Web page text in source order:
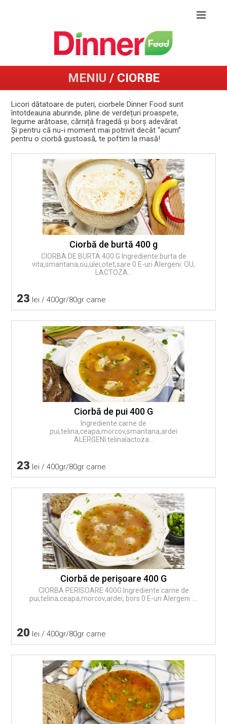
MENIU / CIORBE
Licori dătatoare de puteri, ciorbele Dinner Food sunt
întotdeauna aburinde, pline de verdețuri proaspete,
legume arătoase, cărniță fragedă și borș adevărat.
Și pentru că nu-i moment mai potrivit decât “acum”
pentru o ciorbă gustoasă, te poftim la masă!
Ciorbă de burtă 400 g
CIORBA DE BURTA 400 G Ingrediente:burta de
vita,smantana,ou,ulei,otet,sare 0 E-uri Alergeni: OU,
LACTOZA...
23 lei / 400gr/80gr carne
Ciorbă de pui 400 G
Ingrediente:carne de
pui,telina,ceapa,morcov,smantana,ardei
ALERGENI:telinalactoza...
23 lei / 400gr/80gr carne
Ciorbă de perişoare 400 G
CIORBA PERISOARE 400G Ingrediente:carne de
pui,telina,ceapa,morcov,ardei, bors 0 E-uri Alergeni :...
20 lei / 400gr/80gr carne